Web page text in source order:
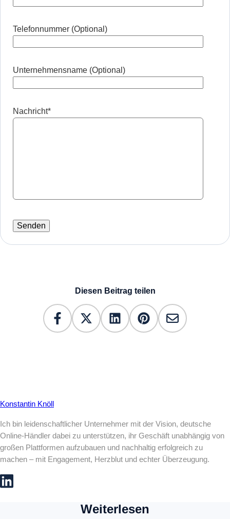
Telefonnummer (Optional)
Unternehmensname (Optional)
Nachricht*
Diesen Beitrag teilen
Konstantin Knöll
Ich bin leidenschaftlicher Unternehmer mit der Vision, deutsche
Online-Händler dabei zu unterstützen, ihr Geschäft unabhängig von
großen Plattformen aufzubauen und nachhaltig erfolgreich zu
machen – mit Engagement, Herzblut und echter Überzeugung.
Weiterlesen